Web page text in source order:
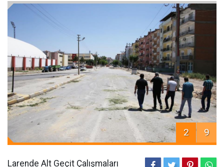
2 9
Larende Alt Geçit Çalışmaları